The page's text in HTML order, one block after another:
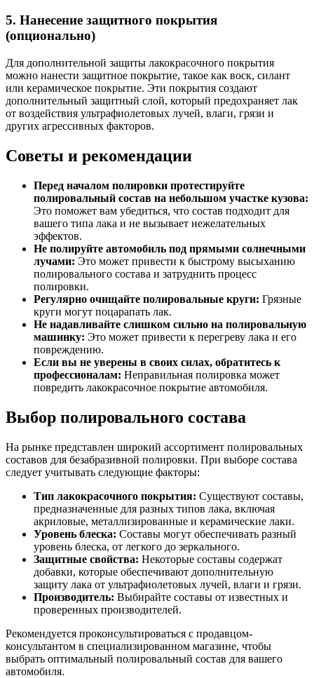
5. Нанесение защитного покрытия
(опционально)
Для дополнительной защиты лакокрасочного покрытия
можно нанести защитное покрытие, такое как воск, силант
или керамическое покрытие. Эти покрытия создают
дополнительный защитный слой, который предохраняет лак
от воздействия ультрафиолетовых лучей, влаги, грязи и
других агрессивных факторов.
Советы и рекомендации
Перед началом полировки протестируйте
полировальный состав на небольшом участке кузова:
Это поможет вам убедиться, что состав подходит для
вашего типа лака и не вызывает нежелательных
эффектов.
Не полируйте автомобиль под прямыми солнечными
лучами: Это может привести к быстрому высыханию
полировального состава и затруднить процесс
полировки.
Регулярно очищайте полировальные круги: Грязные
круги могут поцарапать лак.
Не надавливайте слишком сильно на полировальную
машинку: Это может привести к перегреву лака и его
повреждению.
Если вы не уверены в своих силах, обратитесь к
профессионалам: Неправильная полировка может
повредить лакокрасочное покрытие автомобиля.
Выбор полировального состава
На рынке представлен широкий ассортимент полировальных
составов для безабразивной полировки. При выборе состава
следует учитывать следующие факторы:
Тип лакокрасочного покрытия: Существуют составы,
предназначенные для разных типов лака, включая
акриловые, металлизированные и керамические лаки.
Уровень блеска: Составы могут обеспечивать разный
уровень блеска, от легкого до зеркального.
Защитные свойства: Некоторые составы содержат
добавки, которые обеспечивают дополнительную
защиту лака от ультрафиолетовых лучей, влаги и грязи.
Производитель: Выбирайте составы от известных и
проверенных производителей.
Рекомендуется проконсультироваться с продавцом-
консультантом в специализированном магазине, чтобы
выбрать оптимальный полировальный состав для вашего
автомобиля.